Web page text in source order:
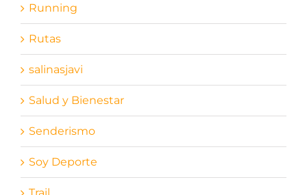
Running
Rutas
salinasjavi
Salud y Bienestar
Senderismo
Soy Deporte